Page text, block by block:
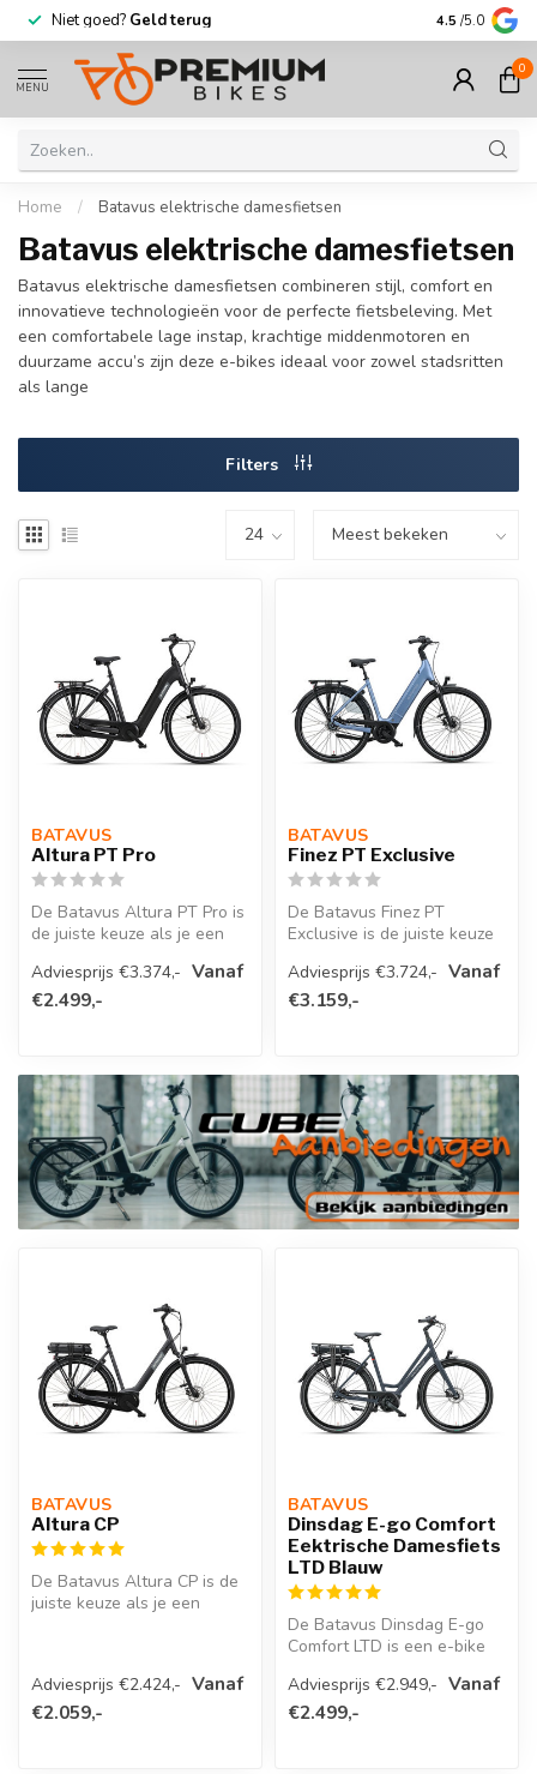
Niet goed?Geld terug Meer dan
4.5 /5.0
MENU
0
Home / Batavus elektrische damesfietsen
Batavus elektrische damesfietsen
Batavus elektrische damesfietsen combineren stijl, comfort en
innovatieve technologieën voor de perfecte fietsbeleving. Met
een comfortabele lage instap, krachtige middenmotoren en
duurzame accu’s zijn deze e-bikes ideaal voor zowel stadsritten
als lange
Filters
BATAVUS
Altura PT Pro
De Batavus Altura PT Pro is
de juiste keuze als je een
Adviesprijs €3.374,- Vanaf
€2.499,-
BATAVUS
Finez PT Exclusive
De Batavus Finez PT
Exclusive is de juiste keuze
e-...
Adviesprijs €3.724,- Vanaf
€3.159,-
BATAVUS
Altura CP
De Batavus Altura CP is de
juiste keuze als je een
Adviesprijs €2.424,- Vanaf
€2.059,-
BATAVUS
Dinsdag E-go Comfort
Eektrische Damesfiets
LTD Blauw
De Batavus Dinsdag E-go
Comfort LTD is een e-bike
...
Adviesprijs €2.949,- Vanaf
€2.499,-